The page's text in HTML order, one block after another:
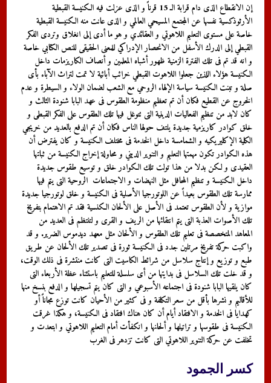
إن الانقطاع الذى دام قرابة الـ 15 قرناً و الذى عزلت فيه الكنيسة القبطية
الأرثوذكسية نفسها عن المجتمع المسيحي العالمي و الذى عانت منه الكنيسة القبطية
خاصة على مستوى التعليم اللاهوتي و العقائدي و هو ما أدى إلى انغلاق وتردى الفكر
القبطي إلى الدرك الأسفل من الانحصار الإدراكي للمعنى الحقيقى للنص الكتابي خاصة
و انه قد تم فى تلك الفترة الزمنية ظهور أشباه المعلمين و أنصاف الكاريزمات داخل
الكنيسة هؤلاء اللذين جعلوا اللاهوت القبطي خرائب أبائية لا تمت لتراث الآباء بأى
صلة و تبنت الكنيسة سياسة الإلهاء الروحي مع الشعب لضمان الولاء و السيطرة و عدم
الخروج عن القطيع فكان أن تم تعظيم منظومة الطقوس فى عهد البابا شنودة الثالث و
كان لابد من تنظيم الفعاليات الدينية التى تتوغل فيها تلك الطقوس على الفكر القبطى و
خلق كوادر كاريزمية جديدة يلتف حولها الناس فكان أن تم الدفع بالعديد من خريجي
الكلية الإكليريكيه و الشمامسة داخل الخدمة فى مختلف الكنيسة و كان يفترض أن
هذه الكوادر تكون مهمتها التعليم و التنوير الديني و محاولة إخراج الكنيسة من ثباتها
العقيدى و لكن بدلا من هذا تولت تلك الكوادر خلق و توسيع طقوس جديدة
داخل الكنيسة و تنظيم المحافل مثل النهضات و الاجتماعات الروحية التى يتم فيها
ممارسة تلك الطقوس بعيداً عن اللوتورجيا الأصلية فى الكنيسة و خلق لوتورجيا جديدة
موازية و لأن الطقوس تعتمد فى الأصل على الألحان الكنسية فقد تم الاهتمام بتفريخ
تلك الأصوات العذبة التى يتم انتقائها من الريف و القرى و لتنتظم فى العديد من
المعاهد المتخصصة فى تعليم تلك الطقوس و الألحان مثل معهد ديدموس الضرير. و قد
واكبت حركة تفريخ مرتلين جدد فى الكنيسة ثورة فى تصدير تلك الألحان عن طريق
طبع و توزيع و إنتاج سلاسل من شرائط الكاسيت التى كانت منتشرة فى ذلك الوقت،
و قد خلت تلك السلاسل فى بدايتها من أى سلسلة للتعليم باستثناء عظة الأربعاء التى
كان يلقيها البابا شنودة فى اجتماعه الأسبوعي و التى كان يتم تسجيلها و الدفع بنسخ منها
للأقاليم و نشرها بأقل من سعر التكلفة و فى كثير من الأحيان كانت توزع مجاناً أو
كهدايا فى الخدمة و الافتقاد أيام أن كان هناك افتقاد فى الكنيسة، و هكذا غرقت
الكنيسة فى طقوسها و تراتيلها و ألحانها و انكفأت أمام التعليم اللاهوتي و ابتعدت و
تخلفت عن حركة التنوير اللاهوتي التى كانت تزدهر فى الغرب
كسر الجمود